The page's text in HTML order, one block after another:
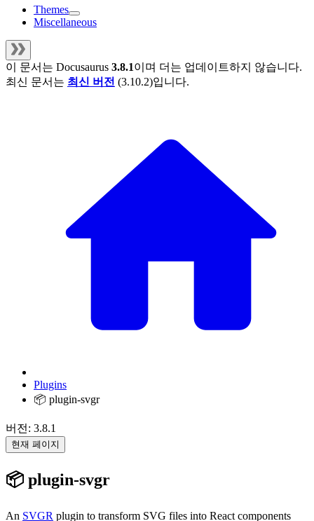
Themes
Miscellaneous
이 문서는 Docusaurus 3.8.1이며 더는 업데이트하지 않습니다.
최신 문서는 최신 버전 (3.10.2)입니다.
Plugins
📦 plugin-svgr
버전: 3.8.1
현재 페이지
📦 plugin-svgr
An SVGR plugin to transform SVG files into React components